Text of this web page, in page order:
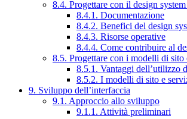
8.4. Progettare con il design
8.4.1. Documentazione
8.4.2. Benefici del design
8.4.3. Risorse operative
8.4.4. Come contribuire al
8.5. Progettare con i modelli di sito
8.5.1. Vantaggi dell’utilizzo
8.5.2. I modelli di sito e
9. Sviluppo dell’interfaccia
9.1. Approccio allo sviluppo
9.1.1. Attività preliminari